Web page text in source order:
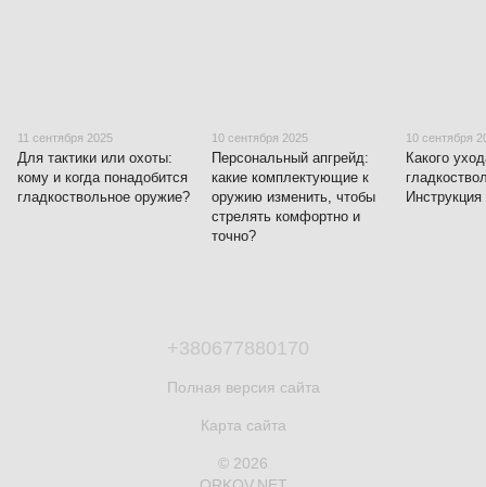
11 сентября 2025
Для тактики или охоты:
кому и когда понадобится
гладкоствольное оружие?
10 сентября 2025
Персональный апгрейд:
какие комплектующие к
оружию изменить, чтобы
стрелять комфортно и
точно?
10 сентября
Какого
+380677880170
Полная версия сайта
Карта сайта
© 2026